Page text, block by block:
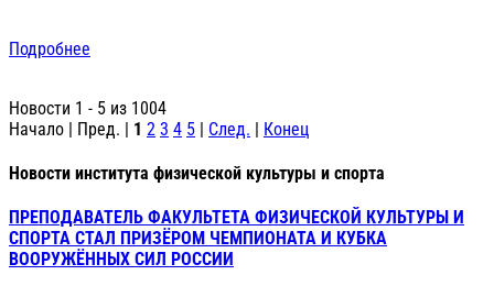
Подробнее
Новости 1 - 5 из 1004
Начало | Пред. | 1 2 3 4 5 | След. | Конец
Новости института физической культуры и спорта
ПРЕПОДАВАТЕЛЬ ФАКУЛЬТЕТА ФИЗИЧЕСКОЙ КУЛЬТУРЫ И
СПОРТА СТАЛ ПРИЗЁРОМ ЧЕМПИОНАТА И КУБКА
ВООРУЖЁННЫХ СИЛ РОССИИ